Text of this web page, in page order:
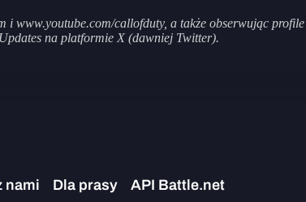
i www.youtube.com/callofduty, a także obserwując
na platformie X (dawniej Twitter).